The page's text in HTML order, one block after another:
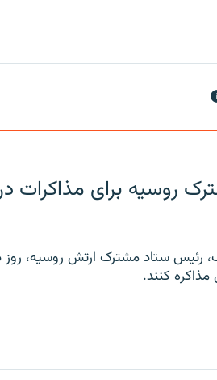
روسیه برای مذاکرات
رئیس ستاد مشترک ارتش روسیه، روز
مذاکره کنند.